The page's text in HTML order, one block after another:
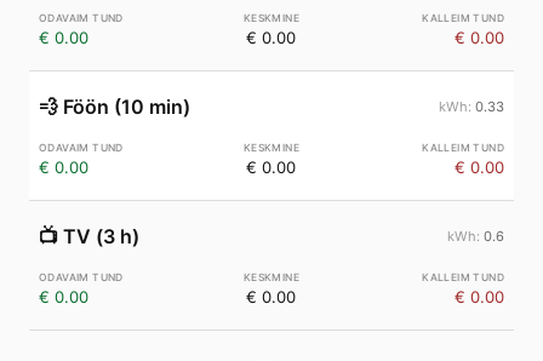
€ 0.00 € 0.00 € 0.00
💨 Föön (10 min) 0.33
€ 0.00 € 0.00 € 0.00
📺 TV (3 h) 0.6
€ 0.00 € 0.00 € 0.00